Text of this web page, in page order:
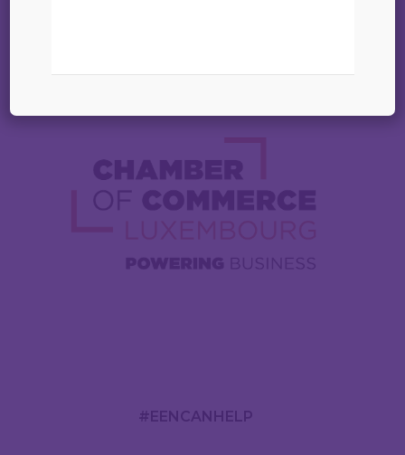
#EENCANHELP